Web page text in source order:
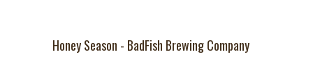
Honey Season - BadFish Brewing Company